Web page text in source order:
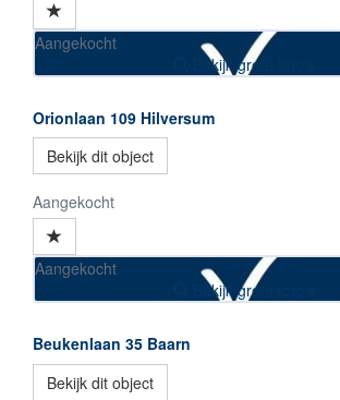
Aangekocht
Bekijk grote foto's
Orionlaan 109 Hilversum
Bekijk dit object
Aangekocht
Aangekocht
Bekijk grote foto's
Beukenlaan 35 Baarn
Bekijk dit object